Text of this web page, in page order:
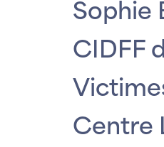
Sophie
CIDFF
Centre